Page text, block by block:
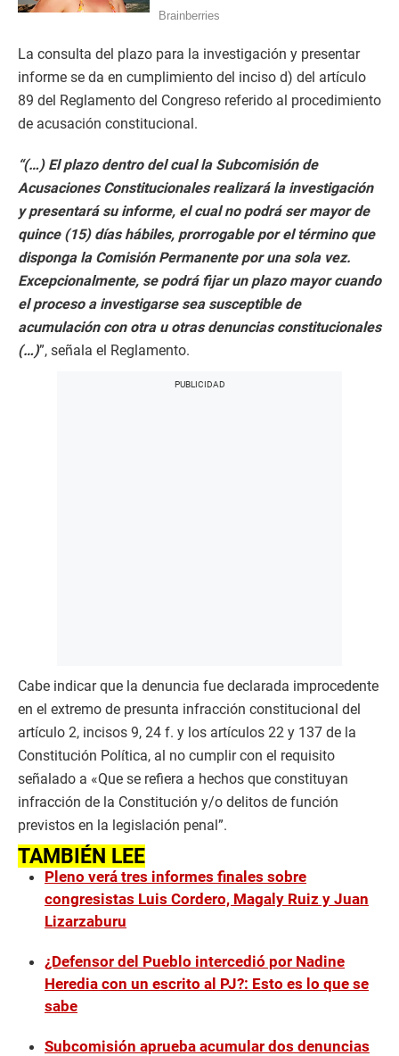
La consulta del plazo para la investigación y presentar
informe se da en cumplimiento del inciso d) del artículo
89 del Reglamento del Congreso referido al procedimiento
de acusación constitucional.
“(…) El plazo dentro del cual la Subcomisión de
Acusaciones Constitucionales realizará la investigación
y presentará su informe, el cual no podrá ser mayor de
quince (15) días hábiles, prorrogable por el término que
disponga la Comisión Permanente por una sola vez.
Excepcionalmente, se podrá fijar un plazo mayor cuando
el proceso a investigarse sea susceptible de
acumulación con otra u otras denuncias constitucionales
(…)”, señala el Reglamento.
Cabe indicar que la denuncia fue declarada improcedente
en el extremo de presunta infracción constitucional del
artículo 2, incisos 9, 24 f. y los artículos 22 y 137 de la
Constitución Política, al no cumplir con el requisito
señalado a «Que se refiera a hechos que constituyan
infracción de la Constitución y/o delitos de función
previstos en la legislación penal”.
TAMBIÉN LEE
Pleno verá tres informes finales sobre
congresistas Luis Cordero, Magaly Ruiz y Juan
Lizarzaburu
¿Defensor del Pueblo intercedió por Nadine
Heredia con un escrito al PJ?: Esto es lo que se
sabe
Subcomisión aprueba acumular dos denuncias